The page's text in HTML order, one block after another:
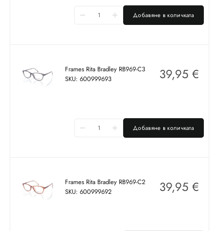
Добавяне в количката
Frames Rita Bradley RB969-C3
SKU: 600999693
39,95 €
Добавяне в количката
Frames Rita Bradley RB969-C2
SKU: 600999692
39,95 €